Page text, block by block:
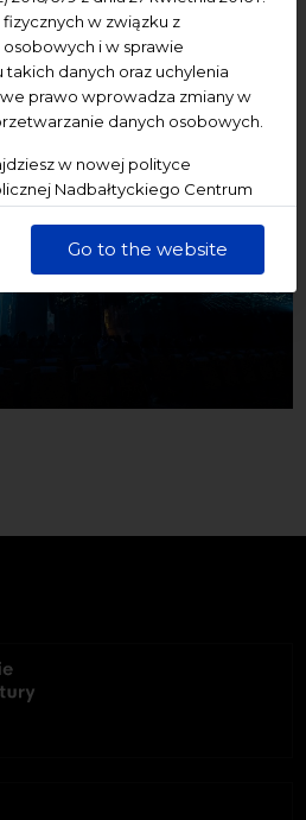
w związku z
i w sprawie
danych oraz uchylenia
prawo wprowadza zmiany w
danych osobowych.
w nowej polityce
Nadbałtyckiego Centrum
bezpieczny, z należytą
Go to the website
przepraszamy. Do